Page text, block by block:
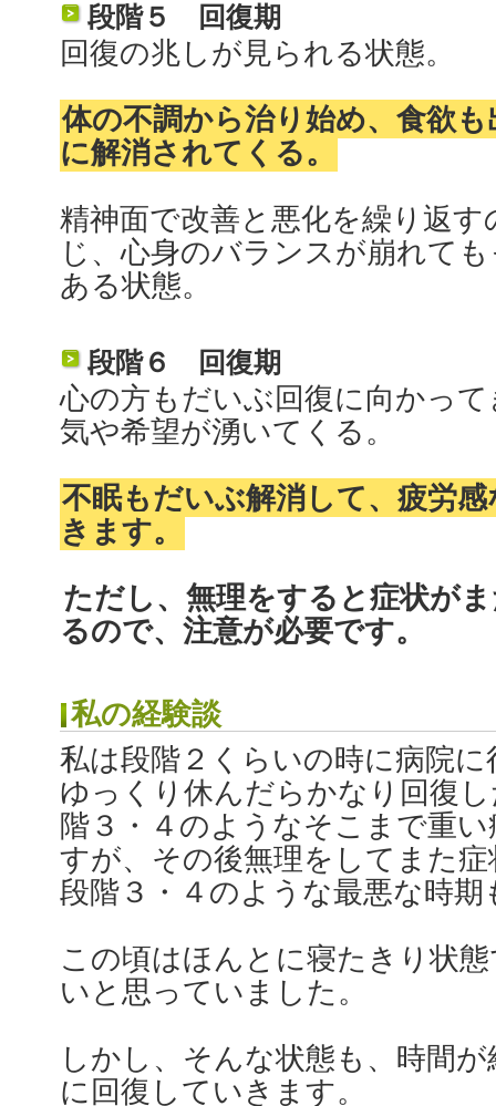
段階５ 回復期
回復の兆しが見られる状態。
体の不調から治り始め、食欲
に解消されてくる。
精神面で改善と悪化を繰り返
じ、心身のバランスが崩れて
ある状態。
段階６ 回復期
心の方もだいぶ回復に向かっ
気や希望が湧いてくる。
不眠もだいぶ解消して、疲労
きます。
ただし、無理をすると症状が
るので、注意が必要です。
私の経験談
私は段階２くらいの時に病院
ゆっくり休んだらかなり回復
階３・４のようなそこまで重
すが、その後無理をしてまた
段階３・４のような最悪な時
この頃はほんとに寝たきり状
いと思っていました。
しかし、そんな状態も、時間
に回復していきます。